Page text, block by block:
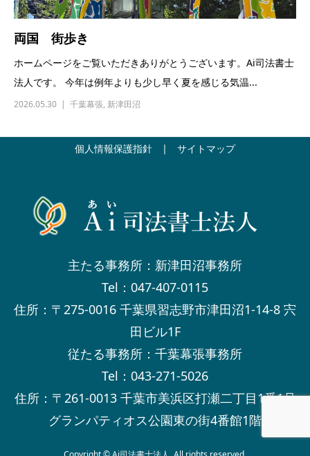
両国 街歩き
ホームページをご覧いただきありがとうございます。Ai司法書士
法人です。 今年は例年よりも少し早く夏を感じる気温...
2026.05.30 千葉幕張, 新津田沼
個人情報保護指針 | サイトマップ
主たる事務所：新津田沼事務所
Tel：047-407-0115
住所：〒275-0016 千葉県習志野市津田沼1-14-8 宍
田ビル1F
従たる事務所：千葉幕張事務所
Tel：043-271-5026
住所：〒261-0013 千葉市美浜区打瀬二丁目1番1号
グランパティオス公園東の街4番館1階